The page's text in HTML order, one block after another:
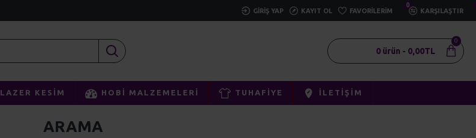
GIRIŞ YAP KAYIT OL FAVORILERIM
0
KARŞILAŞTIR
0 ürün - 0,00TL
0
LAZER KESIM HOBI MALZEMELERI TUHAFIYE İLETIŞIM
ARAMA